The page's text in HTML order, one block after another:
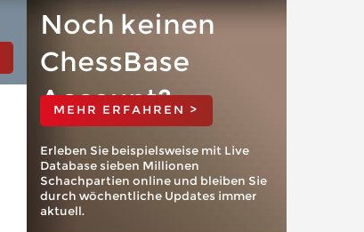
Noch keinen
ChessBase
Account?
MEHR ERFAHREN >
Erleben Sie beispielsweise mit Live
Database sieben Millionen
Schachpartien online und bleiben Sie
durch wöchentliche Updates immer
aktuell.